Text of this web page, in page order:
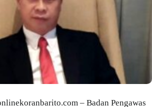
– Badan Pengawas